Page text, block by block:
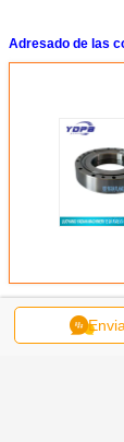
Adresado de las
Más
Rodamientos